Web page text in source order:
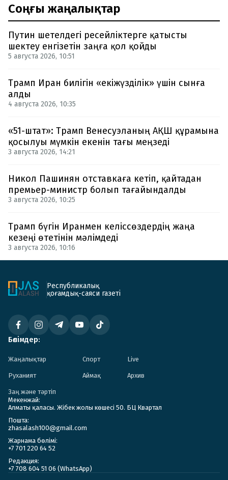
Соңғы жаңалықтар
Путин шетелдегі ресейліктерге қатысты
шектеу енгізетін заңға қол қойды
5 августа 2026, 10:51
Трамп Иран билігін «екіжүзділік» үшін сынға
алды
4 августа 2026, 10:35
«51-штат»: Трамп Венесуэланың АҚШ құрамына
қосылуы мүмкін екенін тағы меңзеді
3 августа 2026, 14:21
Никол Пашинян отставкаға кетіп, қайтадан
премьер-министр болып тағайындалды
3 августа 2026, 10:25
Трамп бүгін Иранмен келіссөздердің жаңа
кезеңі өтетінін мәлімдеді
3 августа 2026, 10:16
Республикалық
қоғамдық-саяси газеті
Бөлімдер:
Жаңалықтар Спорт Live
Руханият Аймақ Архив
Заң және тәртіп
Мекенжай:
Алматы қаласы. Жібек жолы көшесі 50. БЦ Квартал
Пошта:
zhasalash100@gmail.com
Жарнама бөлімі:
+7 701 220 64 52
Редакция:
+7 708 604 51 06 (WhatsApp)